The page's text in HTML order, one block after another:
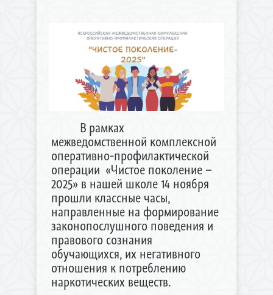
В рамках
межведомственной комплексной
оперативно-профилактической
операции «Чистое поколение –
2025» в нашей школе 14 ноября
прошли классные часы,
направленные на формирование
законопослушного поведения и
правового сознания
обучающихся, их негативного
отношения к потреблению
наркотических веществ.